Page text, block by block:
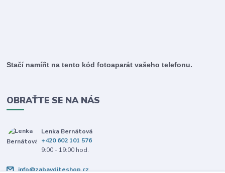
Stačí namířit na tento kód fotoaparát vašeho telefonu.
OBRAŤTE SE NA NÁS
Lenka Bernátová
+420 602 101 576
9:00 - 19:00 hod.
info@zabavditeshop.cz